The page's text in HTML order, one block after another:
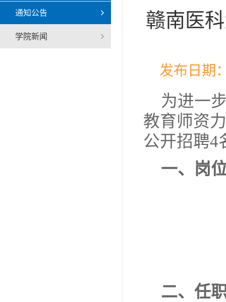
通知公告
学院新闻
赣南医
发布日期
为进一
教育师资
公开招聘4
一、岗
二、任